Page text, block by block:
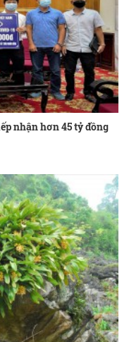
nhận hơn 45 tỷ đồng